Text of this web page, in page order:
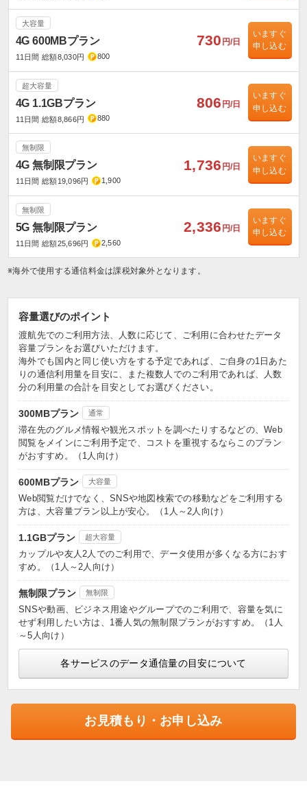
大容量
4G 600MBプラン
11日間 総額8,030円 800
730 円/日
いますぐ
申し込む
超大容量
4G 1.1GBプラン
11日間 総額8,866円 880
806 円/日
いますぐ
申し込む
無制限
4G 無制限プラン
11日間 総額19,096円 1,900
1,736 円/日
いますぐ
申し込む
無制限
5G 無制限プラン
11日間 総額25,696円 2,560
2,336 円/日
いますぐ
申し込む
※海外で使用する通信料金は課税対象外となります。
容量選びのポイント
渡航先でのご利用方法、人数に応じて、ご利用に合わせたデータ
容量プランをお選びいただけます。
海外でも国内と同じ使い方をする予定であれば、ご自身の1日あた
りの通信利用量を目安に、また複数人でのご利用であれば、人数
分の利用量の合計を目安としてお選びください。
300MBプラン 通常
滞在先のグルメ情報や観光スポットを調べたりするなどの、Web
閲覧をメインにご利用予定で、コストを重視するならこのプラン
がおすすめ。（1人向け）
600MBプラン 大容量
Web閲覧だけでなく、SNSや地図検索での移動などをご利用する
方は、大容量プラン以上が安心。（1人～2人向け）
1.1GBプラン 超大容量
カップルや友人2人でのご利用で、データ使用が多くなる方におす
すめ。（1人～2人向け）
無制限プラン 無制限
SNSや動画、ビジネス用途やグループでのご利用で、容量を気に
せず利用したい方は、1番人気の無制限プランがおすすめ。（1人
～5人向け）
各サービスのデータ通信量の目安について
お見積もり・お申し込み